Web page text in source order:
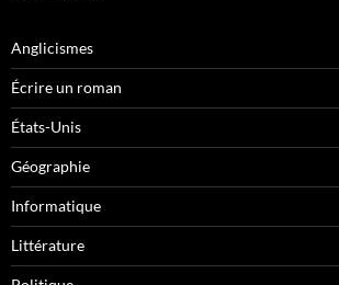
Anglicismes
Écrire un roman
États-Unis
Géographie
Informatique
Littérature